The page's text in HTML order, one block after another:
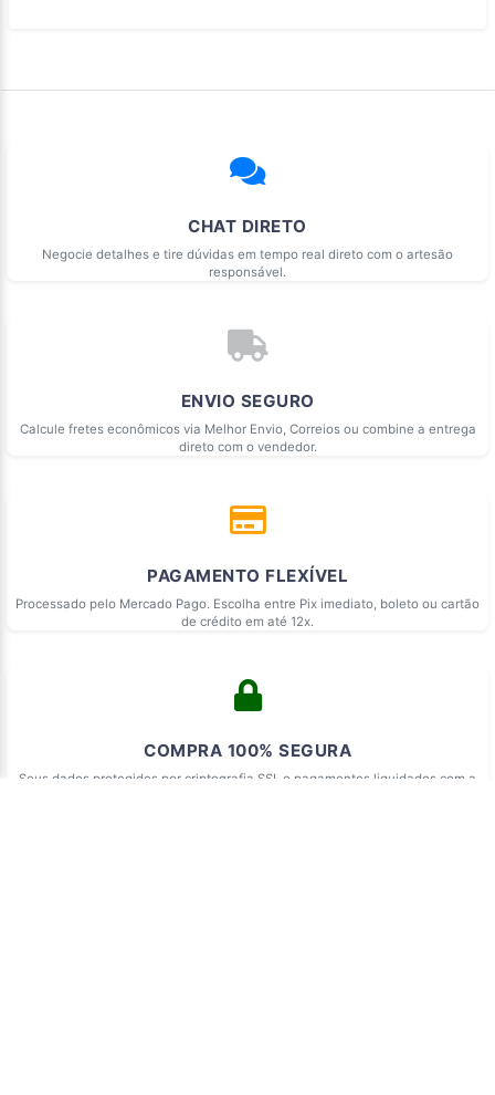
CHAT DIRETO
Negocie detalhes e tire dúvidas em tempo real direto com o artesão
responsável.
ENVIO SEGURO
Calcule fretes econômicos via Melhor Envio, Correios ou combine a entrega
direto com o vendedor.
PAGAMENTO FLEXÍVEL
Processado pelo Mercado Pago. Escolha entre Pix imediato, boleto ou cartão
de crédito em até 12x.
COMPRA 100% SEGURA
Seus dados protegidos por criptografia SSL e pagamentos liquidados com a